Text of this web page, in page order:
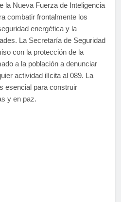
la Nueva Fuerza de Inteligencia
combatir frontalmente los
energética y la
La Secretaría de Seguridad
con la protección de la
a la población a denunciar
actividad ilícita al 089. La
esencial para construir
y en paz.